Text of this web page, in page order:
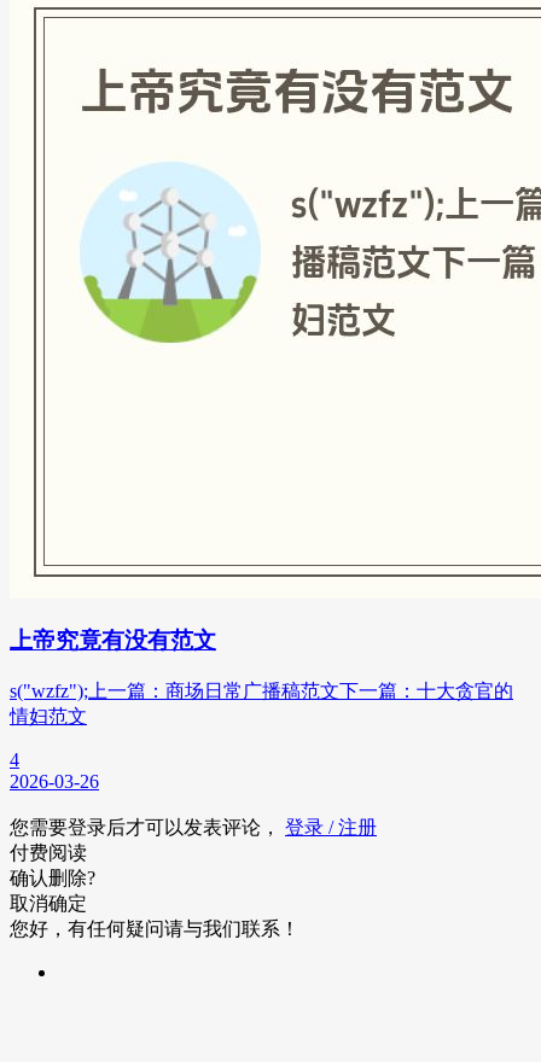
上帝究竟有没有范文
s("wzfz");上一篇：商场日常广播稿范文下一篇：十大贪官的
情妇范文
4
2026-03-26
您需要登录后才可以发表评论， 登录 / 注册
付费阅读
确认删除?
取消确定
您好，有任何疑问请与我们联系！